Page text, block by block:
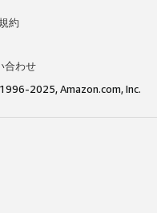
約
合わせ
2025, Amazon.com, Inc.